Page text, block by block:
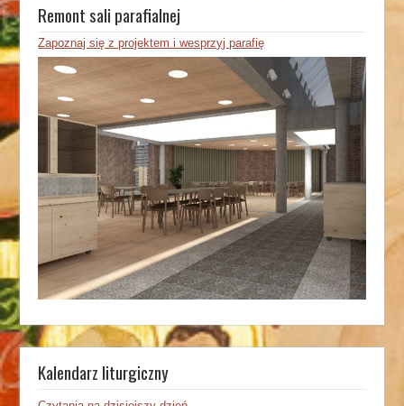
Remont sali parafialnej
Zapoznaj się z projektem i wesprzyj parafię
Kalendarz liturgiczny